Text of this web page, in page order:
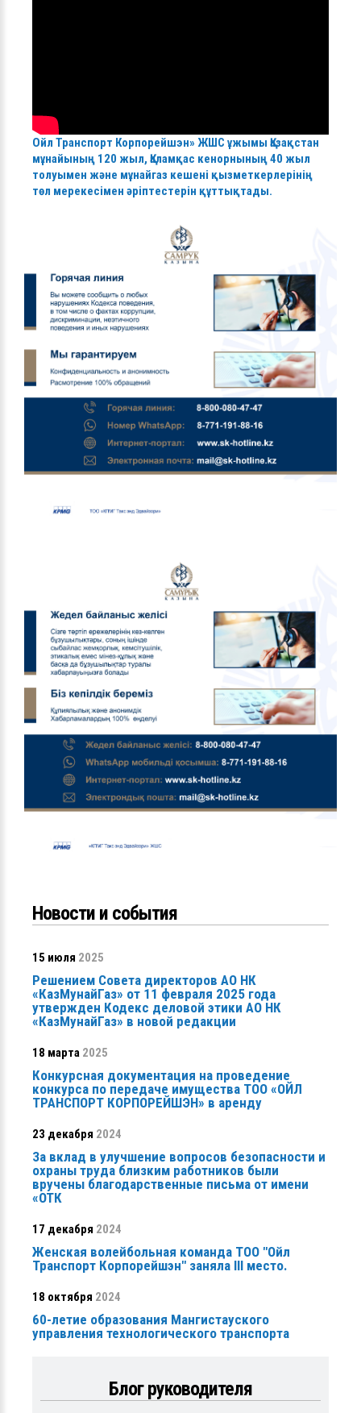
Ойл Транспорт Корпорейшэн» ЖШС ұжымы Қазақстан
мұнайының 120 жыл, Қаламқас кенорнының 40 жыл
толуымен және мұнайгаз кешені қызметкерлерінің
төл мерекесімен әріптестерін құттықтады.
Новости и события
15 июля 2025
Решением Совета директоров АО НК
«КазМунайГаз» от 11 февраля 2025 года
утвержден Кодекс деловой этики АО НК
«КазМунайГаз» в новой редакции
18 марта 2025
Конкурсная документация на проведение
конкурса по передаче имущества ТОО «ОЙЛ
ТРАНСПОРТ КОРПОРЕЙШЭН» в аренду
23 декабря 2024
За вклад в улучшение вопросов безопасности и
охраны труда близким работников были
вручены благодарственные письма от имени
«ОТК
17 декабря 2024
Женская волейбольная команда ТОО "Ойл
Транспорт Корпорейшэн" заняла ІІІ место.
18 октября 2024
60-летие образования Мангистауского
управления технологического транспорта
Блог руководителя